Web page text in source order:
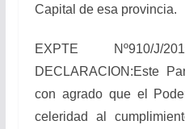
Capital de esa provincia.
EXPTE Nº910/J/
DECLARACION:Este
con agrado que el
celeridad al